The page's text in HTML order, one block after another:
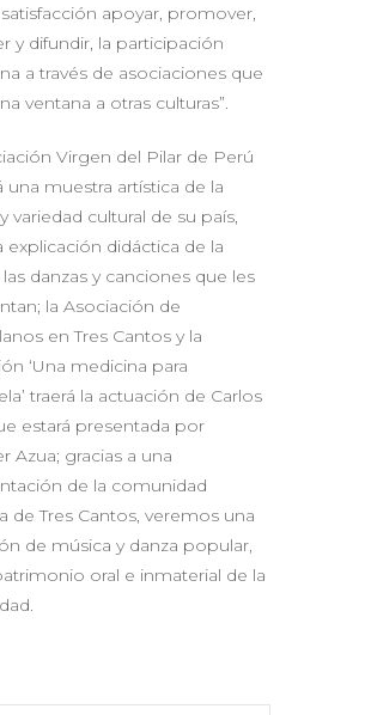
satisfacción apoyar, promover,
y difundir, la participación
a través de asociaciones que
ventana a otras culturas”.
Virgen del Pilar de Perú
una muestra artística de la
variedad cultural de su país,
explicación didáctica de la
las danzas y canciones que les
la Asociación de
en Tres Cantos y la
‘Una medicina para
traerá la actuación de Carlos
estará presentada por
Azua; gracias a una
de la comunidad
de Tres Cantos, veremos una
de música y danza popular,
oral e inmaterial de la